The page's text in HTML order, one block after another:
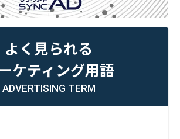
よく見られる
ケティング用語
ADVERTISING TERM